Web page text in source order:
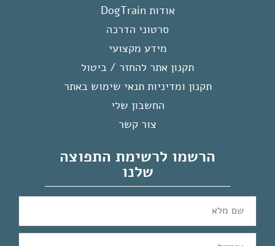
אודות DogTrain
סרטוני הדרכה
מידע מקצועי
תקנון אתר להחזר / ביטול
תקנון ומדיניות תנאי שימוש באתר
החשבון שלי
צור קשר
הרשמו לרשימת התפוצה
שלנו